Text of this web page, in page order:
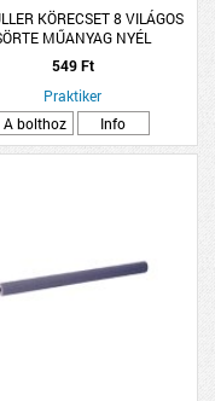
KÖRECSET 8 VILÁGOS
MŰANYAG NYÉL
549 Ft
Praktiker
A bolthoz
Info